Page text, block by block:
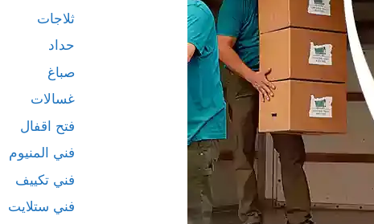
ثلاجات
حداد
صباغ
غسالات
فتح اقفال
فني المنيوم
فني تكييف
فني ستلايت